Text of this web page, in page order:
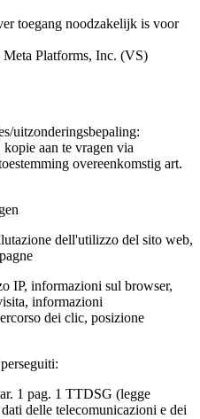
toegang noodzakelijk is voor
Platforms, Inc. (VS)
uitzonderingsbepaling:
kopie aan te vragen via
overeenkomstig art.
dell'utilizzo del sito web,
IP, informazioni sul browser,
informazioni
dei clic, posizione
1 pag. 1 TTDSG (legge
delle telecomunicazioni e dei